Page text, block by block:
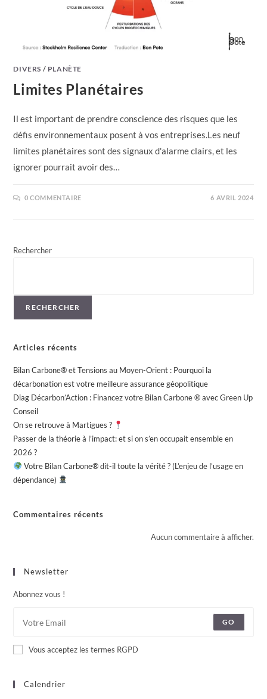
DIVERS / PLANÈTE
Limites Planétaires
Il est important de prendre conscience des risques que les
défis environnementaux posent à vos entreprises.Les neuf
limites planétaires sont des signaux d'alarme clairs, et les
ignorer pourrait avoir des…
0 COMMENTAIRE 6 AVRIL 2024
Rechercher
RECHERCHER
Articles récents
Bilan Carbone® et Tensions au Moyen-Orient : Pourquoi la
décarbonation est votre meilleure assurance géopolitique
Diag Décarbon’Action : Financez votre Bilan Carbone ® avec Green Up
Conseil
On se retrouve à Martigues ?
Passer de la théorie à l’impact: et si on s’en occupait ensemble en
2026 ?
Votre Bilan Carbone® dit-il toute la vérité ? (L’enjeu de l’usage en
dépendance)
Commentaires récents
Aucun commentaire à afficher.
Newsletter
Abonnez vous !
GO
Vous acceptez les termes RGPD
Calendrier